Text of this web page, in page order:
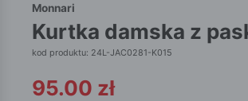
Monnari
kurtka damska z
kod produktu: 24L-JAC0281-K015
95.00 zł